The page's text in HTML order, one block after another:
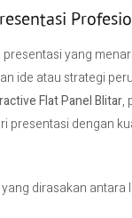
presentasi yang
ide atau strategi
Flat Panel Blitar,
presentasi dengan
dirasakan antara